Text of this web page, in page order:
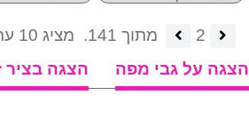
2 מתוך 141.
מציג 10 ערכים.
הצגה על גבי מפה
הצגה בציר